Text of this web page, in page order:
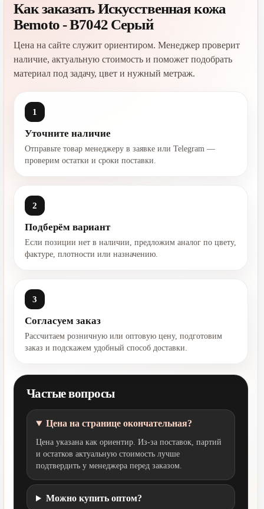
Как заказать Искусственная кожа
Bemoto - B7042 Серый
Цена на сайте служит ориентиром. Менеджер проверит
наличие, актуальную стоимость и поможет подобрать
материал под задачу, цвет и нужный метраж.
1
Уточните наличие
Отправьте товар менеджеру в заявке или Telegram —
проверим остатки и сроки поставки.
2
Подберём вариант
Если позиции нет в наличии, предложим аналог по цвету,
фактуре, плотности или назначению.
3
Согласуем заказ
Рассчитаем розничную или оптовую цену, подготовим
заказ и подскажем удобный способ доставки.
Частые вопросы
Цена на странице окончательная?
Цена указана как ориентир. Из-за поставок, партий
и остатков актуальную стоимость лучше
подтвердить у менеджера перед заказом.
Можно купить оптом?